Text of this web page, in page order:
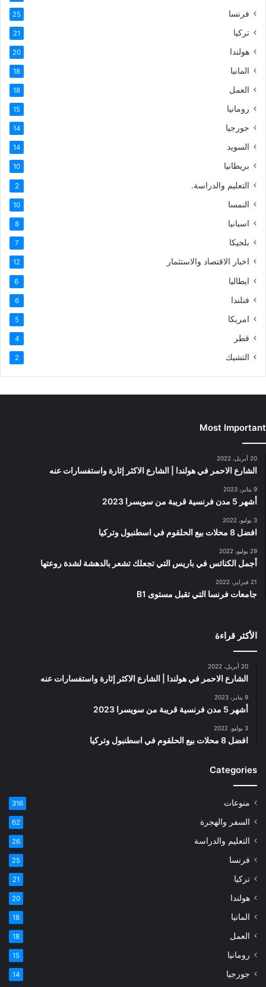
فرنسا 25
تركيا 21
هولندا 20
المانيا 18
العمل 18
رومانيا 15
جورجيا 14
السويد 14
بريطانيا 10
التعليم والدراسة. 2
النمسا 10
اسبانيا 8
بلجيكا 7
اخبار الاقتصاد والاستثمار 12
ايطاليا 6
فنلندا 6
امريكا 5
قطر 4
التشيك 2
Most Important
20 أبريل، 2022
الشارع الاحمر في هولندا | الشارع الاكثر إثارة واستفسارات عنه
9 يناير، 2023
أشهر 5 مدن فرنسية قريبة من سويسرا 2023
3 يوليو، 2022
افضل 8 محلات بيع الحلقوم في اسطنبول وتركيا
29 يوليو، 2022
أجمل الكنائس في باريس التي تجعلك تشعر بالدهشة لشدة روعتها
21 فبراير، 2022
جامعات فرنسا التي تقبل مستوى B1
الأكثر قراءة
20 أبريل، 2022
الشارع الاحمر في هولندا | الشارع الاكثر إثارة واستفسارات عنه
9 يناير، 2023
أشهر 5 مدن فرنسية قريبة من سويسرا 2023
3 يوليو، 2022
افضل 8 محلات بيع الحلقوم في اسطنبول وتركيا
Categories
منوعات 316
السفر والهجرة 62
التعليم والدراسة 26
فرنسا 25
تركيا 21
هولندا 20
المانيا 18
العمل 18
رومانيا 15
جورجيا 14